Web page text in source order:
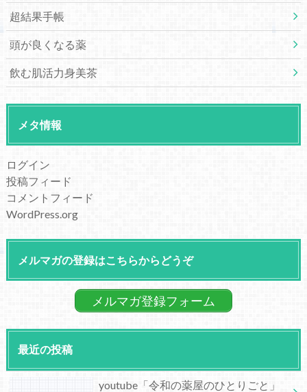
超結果手帳
頭が良くなる薬
飲む肌活力身美茶
メタ情報
ログイン
投稿フィード
コメントフィード
WordPress.org
メルマガの登録はこちらからどうぞ
メルマガ登録フォーム
最近の投稿
youtube「令和の薬屋のひとりごと」